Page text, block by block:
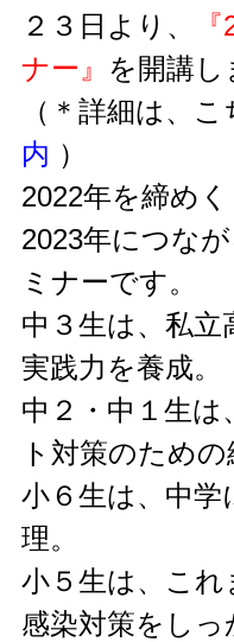
お問い合わせ・資料請求
２３日より、
ナー』 を開講し
（＊詳細は、
内 ）
2022年を締めく
2023年につな
ミナーです。
中３生は、私立
実践力を養成。
中２・中１生は
ト対策のための
小６生は、中
理。
小５生は、これ
感染対策をし